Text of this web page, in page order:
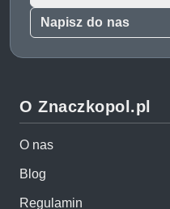
Napisz do nas
O Znaczkopol.pl
O nas
Blog
Regulamin